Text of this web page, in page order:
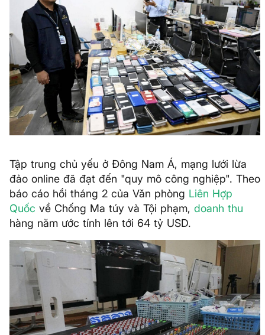
Tập trung chủ yếu ở Đông Nam Á, mạng lưới lừa
đảo online đã đạt đến "quy mô công nghiệp". Theo
báo cáo hồi tháng 2 của Văn phòng Liên Hợp
Quốc về Chống Ma túy và Tội phạm, doanh thu
hàng năm ước tính lên tới 64 tỷ USD.